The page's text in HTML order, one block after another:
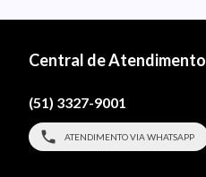
Central de Atendimento
(51) 3327-9001
ATENDIMENTO VIA WHATSAPP